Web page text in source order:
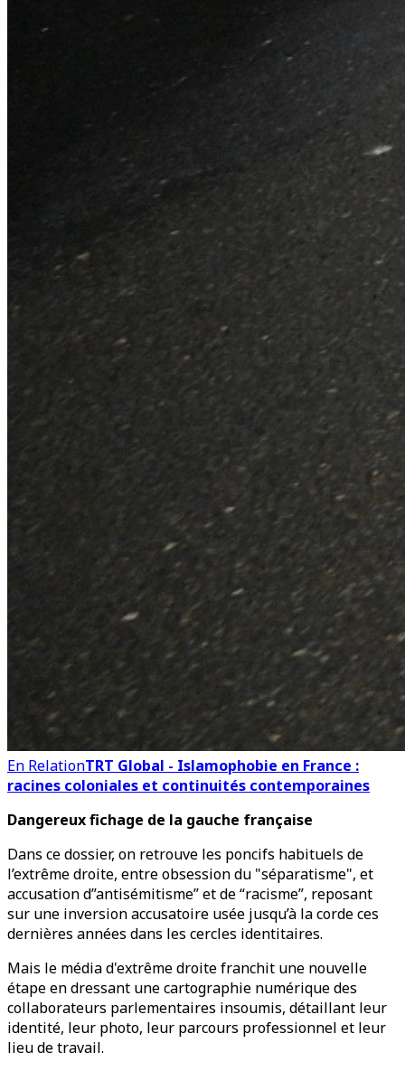
En RelationTRT Global - Islamophobie en France :
racines coloniales et continuités contemporaines
Dangereux fichage de la gauche française
Dans ce dossier, on retrouve les poncifs habituels de
l’extrême droite, entre obsession du "séparatisme", et
accusation d”antisémitisme” et de “racisme”, reposant
sur une inversion accusatoire usée jusqu’à la corde ces
dernières années dans les cercles identitaires.
Mais le média d'extrême droite franchit une nouvelle
étape en dressant une cartographie numérique des
collaborateurs parlementaires insoumis, détaillant leur
identité, leur photo, leur parcours professionnel et leur
lieu de travail.